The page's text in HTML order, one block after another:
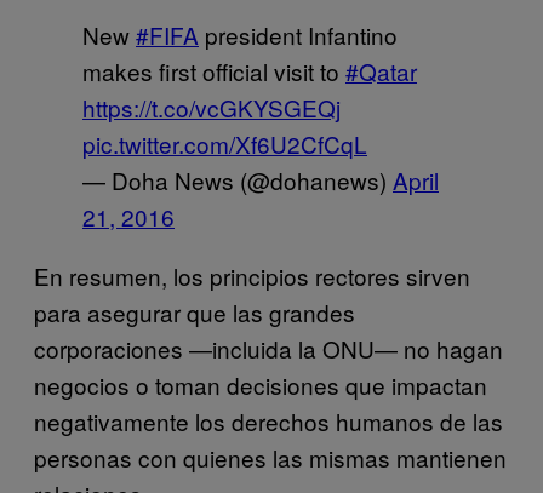
New#FIFA president Infantino
makes first official visit to #Qatar
https://t.co/vcGKYSGEQj
pic.twitter.com/Xf6U2CfCqL
— Doha News (@dohanews) April
21, 2016
En resumen, los principios rectores sirven
para asegurar que las grandes
corporaciones —incluida la ONU— no hagan
negocios o toman decisiones que impactan
negativamente los derechos humanos de las
personas con quienes las mismas mantienen